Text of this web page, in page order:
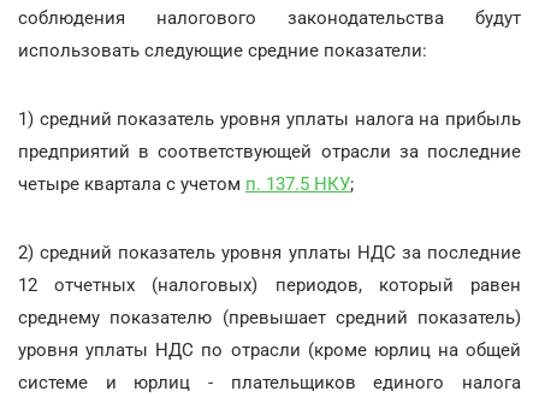
соблюдения налогового законодательства будут
использовать следующие средние показатели:
1) средний показатель уровня уплаты налога на прибыль
предприятий в соответствующей отрасли за последние
четыре квартала с учетом п. 137.5 НКУ;
2) средний показатель уровня уплаты НДС за последние
12 отчетных (налоговых) периодов, который равен
среднему показателю (превышает средний показатель)
уровня уплаты НДС по отрасли (кроме юрлиц на общей
системе и юрлиц - плательщиков единого налога